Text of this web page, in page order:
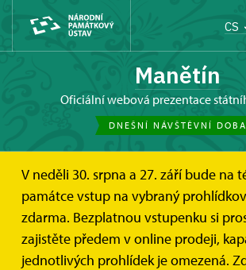
CS
Manětín
oficiální webová prezentace
DNEŠNÍ NÁVŠTĚVNÍ DOBA
V neděli 30. srpna a 27. září bude na
památce vstup na vybraný
zdarma. Bezplatnou vstupenku si
zajistěte předem v online prodeji,
jednotlivých prohlídek je omezená.
Manětín Tipy na výlet